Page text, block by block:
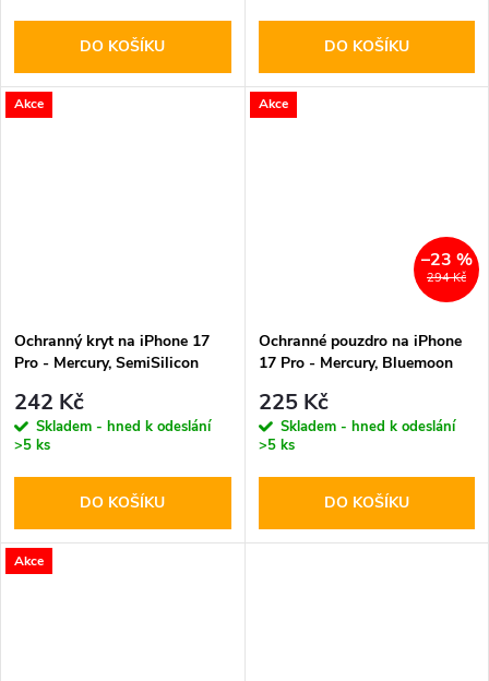
DO KOŠÍKU DO KOŠÍKU
Akce
Ochranný kryt na iPhone 17
Pro - Mercury, SemiSilicon
242 Kč
Skladem - hned k odeslání
>5 ks
DO KOŠÍKU
Akce
294 Kč
–23 %
Ochranné pouzdro na iPhone
17 Pro - Mercury, Bluemoon
225 Kč
Skladem - hned k odeslání
>5 ks
DO KOŠÍKU
Akce